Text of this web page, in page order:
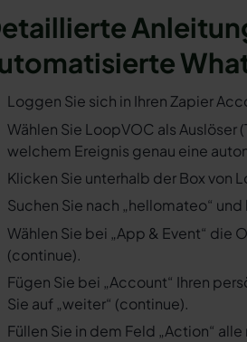
Loggen Sie sich in Ihren Zapier
Wählen Sie LoopVOC als Auslöser
welchem Ereignis genau eine
Klicken Sie unterhalb der Box von
Suchen Sie nach „hellomateo“
Wählen Sie bei „App & Event“ die
(continue).
Fügen Sie bei „Account“ Ihren
Sie auf „weiter“ (continue).
Füllen Sie in dem Feld „Action“